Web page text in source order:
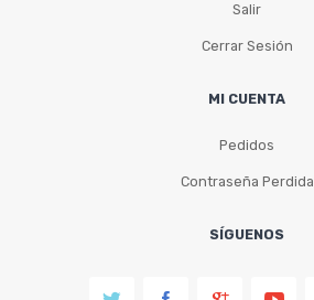
Salir
Cerrar Sesión
MI CUENTA
Pedidos
Contraseña Perdida
SÍGUENOS